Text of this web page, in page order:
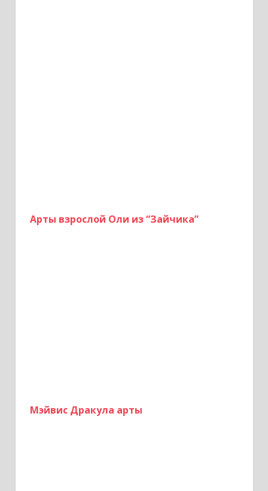
Арты взрослой Оли из “Зайчика”
Мэйвис Дракула арты